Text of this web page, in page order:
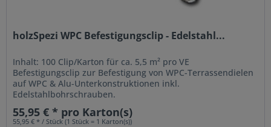
holzSpezi WPC Befestigungsclip - Edelstahl...
Inhalt: 100 Clip/Karton für ca. 5,5 m² pro VE
Befestigungsclip zur Befestigung von WPC-Terrassendielen
auf WPC & Alu-Unterkonstruktionen inkl.
Edelstahlbohrschrauben.
55,95 € * pro Karton(s)
55,95 € * / Stück (1 Stück = 1 Karton(s))